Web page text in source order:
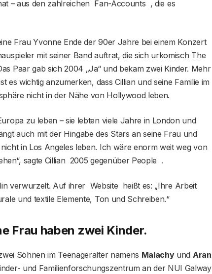
– aus den zahlreichen Fan-Accounts , die es
Frau Yvonne Ende der 90er Jahre bei einem Konzert
mit seiner Band auftrat, die sich urkomisch The
Paar gab sich 2004 „Ja“ und bekam zwei Kinder. Mehr
es wichtig anzumerken, dass Cillian und seine Familie im
nicht in der Nähe von Hollywood leben.
zu leben – sie lebten viele Jahre in London und
auch mit der Hingabe des Stars an seine Frau und
in Los Angeles leben. Ich wäre enorm weit weg von
sagte Cillian 2005 gegenüber People .
verwurzelt. Auf ihrer Website heißt es: „Ihre Arbeit
und textile Elemente, Ton und Schreiben.“
Frau haben zwei Kinder.
Söhnen im Teenageralter namens Malachyund Aran
und Familienforschungszentrum an der NUI Galway